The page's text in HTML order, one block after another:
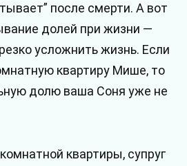
после смерти. А вот
долей при жизни —
усложнить жизнь. Если
квартиру Мише, то
долю ваша Соня уже не
квартиры, супруг